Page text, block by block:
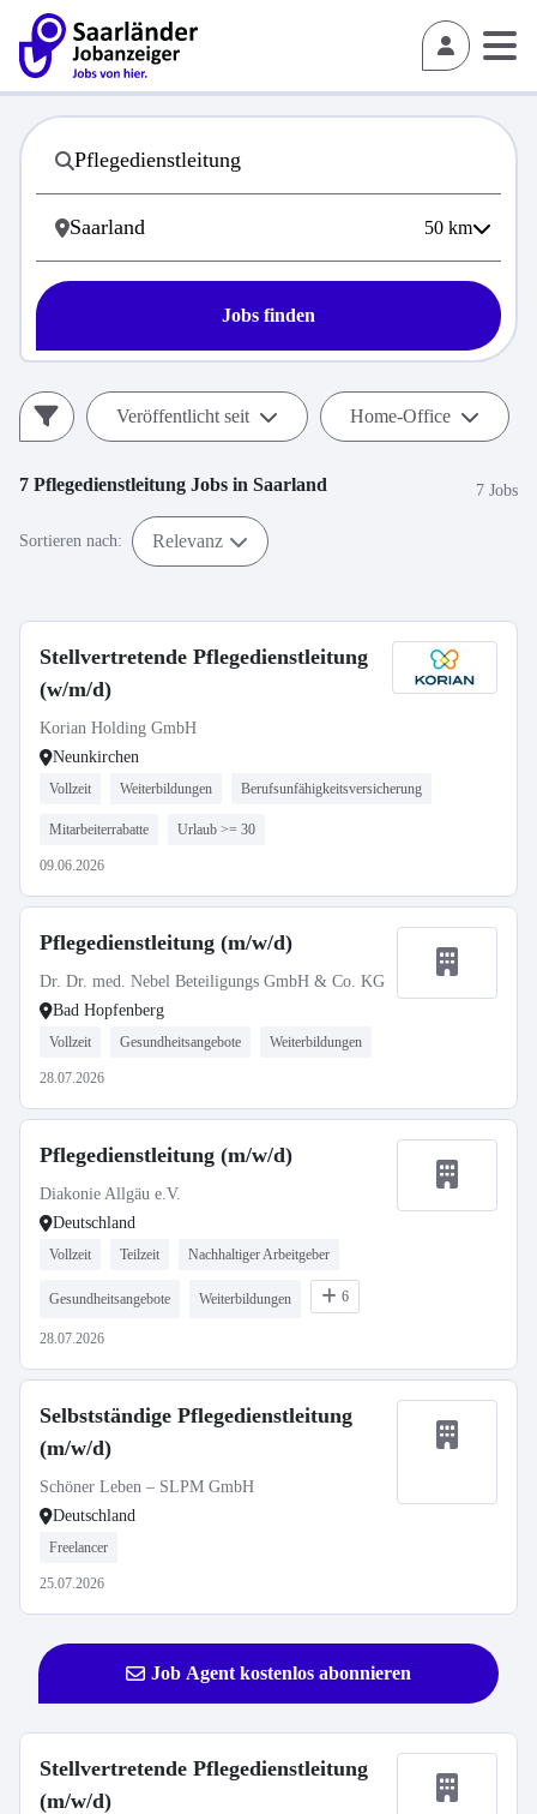
50 km
Jobs finden
Veröffentlicht seit Home-Office
7 Pflegedienstleitung Jobs in Saarland 7 Jobs
Sortieren nach: Relevanz
Stellvertretende Pflegedienstleitung
(w/m/d)
Korian Holding GmbH
Neunkirchen
Vollzeit Weiterbildungen Berufsunfähigkeitsversicherung
Mitarbeiterrabatte Urlaub >= 30
09.06.2026
Pflegedienstleitung (m/w/d)
Dr. Dr. med. Nebel Beteiligungs GmbH & Co. KG
Bad Hopfenberg
Vollzeit Gesundheitsangebote Weiterbildungen
28.07.2026
Pflegedienstleitung (m/w/d)
Diakonie Allgäu e.V.
Deutschland
Vollzeit Teilzeit Nachhaltiger Arbeitgeber
Gesundheitsangebote Weiterbildungen 6
28.07.2026
Selbstständige Pflegedienstleitung
(m/w/d)
Schöner Leben – SLPM GmbH
Deutschland
Freelancer
25.07.2026
Job Agent kostenlos abonnieren
Stellvertretende Pflegedienstleitung
(m/w/d)